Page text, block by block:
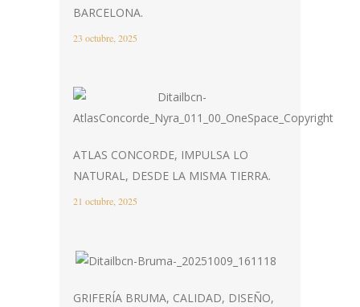
BARCELONA.
23 octubre, 2025
ATLAS CONCORDE, IMPULSA LO
NATURAL, DESDE LA MISMA TIERRA.
21 octubre, 2025
GRIFERÍA BRUMA, CALIDAD, DISEÑO,